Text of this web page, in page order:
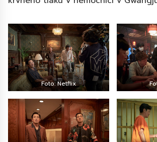
Foto: Netflix